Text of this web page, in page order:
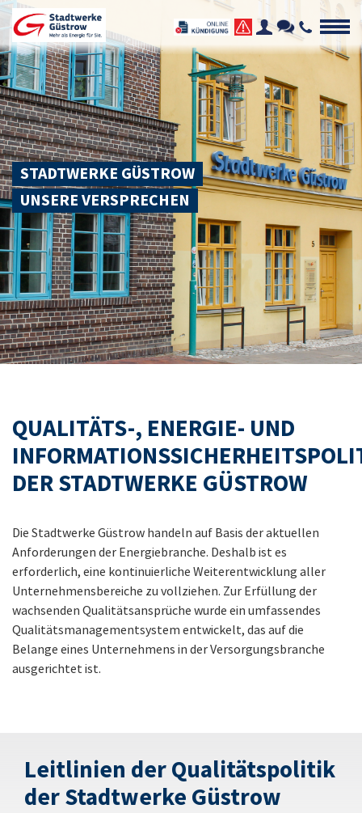
STADTWERKE GÜSTROW
UNSERE VERSPRECHEN
QUALITÄTS-, ENERGIE- UND
DER STADTWERKE GÜSTROW
Die Stadtwerke Güstrow handeln auf Basis der aktuellen
Anforderungen der Energiebranche. Deshalb ist es
erforderlich, eine kontinuierliche Weiterentwicklung aller
Unternehmensbereiche zu vollziehen. Zur Erfüllung der
wachsenden Qualitätsansprüche wurde ein umfassendes
Qualitätsmanagementsystem entwickelt, das auf die
Belange eines Unternehmens in der Versorgungsbranche
ausgerichtet ist.
Leitlinien der Qualitätspolitik
der Stadtwerke Güstrow